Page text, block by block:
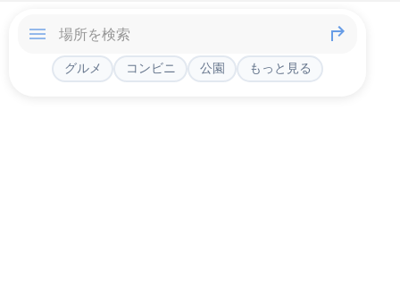
グルメ コンビニ 公園 もっと見る